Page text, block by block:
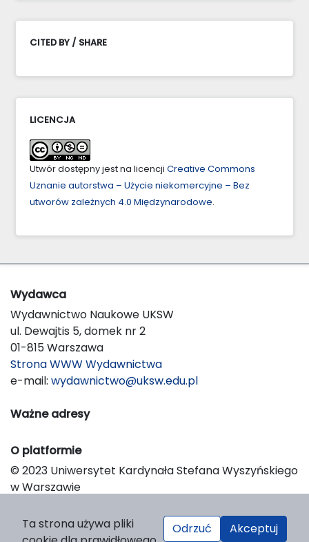
CITED BY / SHARE
LICENCJA
Utwór dostępny jest na licencji Creative Commons
Uznanie autorstwa – Użycie niekomercyjne – Bez
utworów zależnych 4.0 Międzynarodowe.
Wydawca
Wydawnictwo Naukowe UKSW
ul. Dewajtis 5, domek nr 2
01-815 Warszawa
Strona WWW Wydawnictwa
e-mail: wydawnictwo@uksw.edu.pl
Ważne adresy
O platformie
© 2023 Uniwersytet Kardynała Stefana Wyszyńskiego
w Warszawie
Platform & Workflow by OJS/PKP
Ta strona używa pliki
Odrzuć Akceptuj